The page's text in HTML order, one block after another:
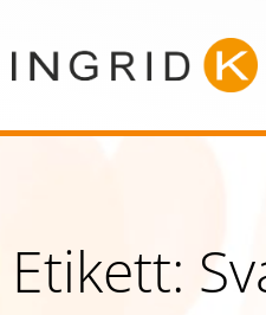
till
innehåll
Etikett: